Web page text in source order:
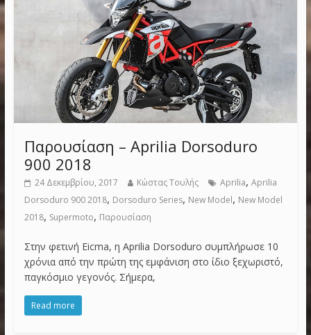
Παρουσίαση – Aprilia Dorsoduro
900 2018
24 Δεκεμβρίου, 2017 Κώστας Τουλής Aprilia, Aprilia
Dorsoduro 900 2018, Dorsoduro Series, New Model, New Model
2018, Supermoto, Παρουσίαση
Στην φετινή Eicma, η Aprilia Dorsoduro συμπλήρωσε 10
χρόνια από την πρώτη της εμφάνιση στο ίδιο ξεχωριστό,
παγκόσμιο γεγονός. Σήμερα,
Read more